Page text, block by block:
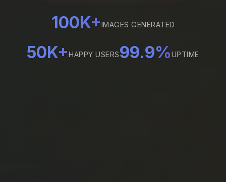
100K+IMAGES GENERATED
50K+HAPPY USERS99.9%UPTIME